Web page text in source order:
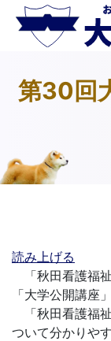
第30回
読み上げる
「秋田看護福
「大学公開講座
「秋田看護福
ついて分かりや